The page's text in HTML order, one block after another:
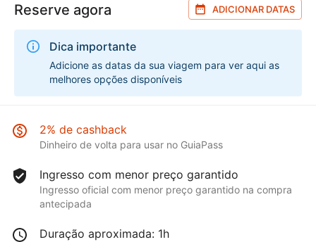
Reserve agora ADICIONAR DATAS
Dica importante
Adicione as datas da sua viagem para ver aqui as
melhores opções disponíveis
2% de cashback
Dinheiro de volta para usar no GuiaPass
Ingresso com menor preço garantido
Ingresso oficial com menor preço garantido na compra
antecipada
Duração aproximada: 1h